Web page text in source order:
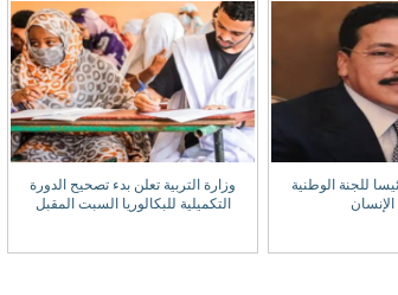
للجنة الوطنية
وزارة التربية تعلن بدء تصحيح الدورة
التكميلية للبكالوريا السبت المقبل